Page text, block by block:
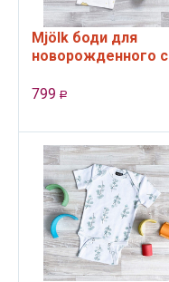
Mjölk боди для
новорожденного с
Лимоны (56 см)
799 Р